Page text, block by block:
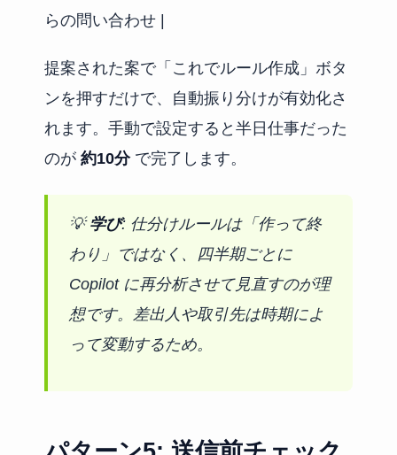
らの問い合わせ |
提案された案で「これでルール作成」ボタ
ンを押すだけで、自動振り分けが有効化さ
れます。手動で設定すると半日仕事だった
のが約10分で完了します。
💡学び: 仕分けルールは「作って終
わり」ではなく、四半期ごとに
Copilot に再分析させて見直すのが理
想です。差出人や取引先は時期によ
って変動するため。